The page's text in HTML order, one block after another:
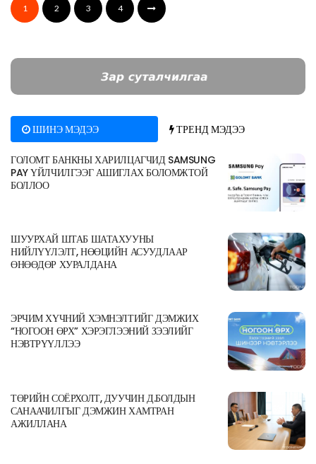
1 2 3 4
ШИНЭ МЭДЭЭ ТРЕНД МЭДЭЭ
ГОЛОМТ БАНКНЫ ХАРИЛЦАГЧИД SAMSUNG
PAY ҮЙЛЧИЛГЭЭГ АШИГЛАХ БОЛОМЖТОЙ
БОЛЛОО
ШУУРХАЙ ШТАБ ШАТАХУУНЫ
НИЙЛҮҮЛЭЛТ, НӨӨЦИЙН АСУУДЛААР
ӨНӨӨДӨР ХУРАЛДАНА
ЭРЧИМ ХҮЧНИЙ ХЭМНЭЛТИЙГ ДЭМЖИХ
“НОГООН ӨРХ” ХЭРЭГЛЭЭНИЙ ЗЭЭЛИЙГ
НЭВТРҮҮЛЛЭЭ
ТӨРИЙН СОЁРХОЛТ, ДУУЧИН Д.БОЛДЫН
САНААЧИЛГЫГ ДЭМЖИН ХАМТРАН
АЖИЛЛАНА